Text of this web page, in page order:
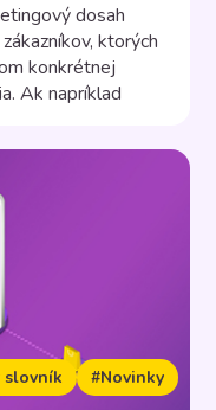
dosah
ktorých
konkrétnej
Ak napríklad
ľudí, ktorí reklamu
im výdavky na
dosahu […]
slovník #Novinky